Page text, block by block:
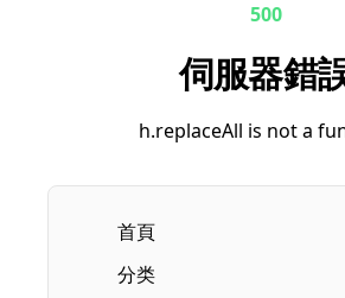
500
伺服器錯
h.replaceAll is not a
首頁
分类